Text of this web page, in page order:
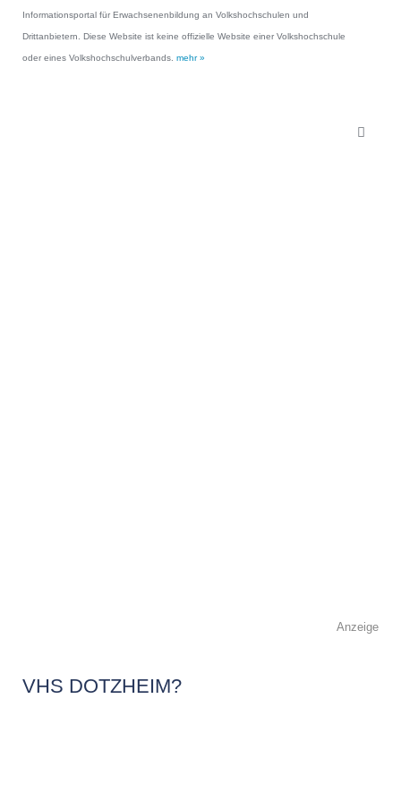
Informationsportal für Erwachsenenbildung an Volkshochschulen und
Drittanbietern. Diese Website ist keine offizielle Website einer Volkshochschule
oder eines Volkshochschulverbands. mehr »
Anzeige
VHS DOTZHEIM?